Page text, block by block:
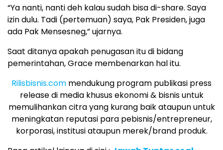
“Ya nanti, nanti deh kalau sudah bisa di-share. Saya
izin dulu. Tadi (pertemuan) saya, Pak Presiden, juga
ada Pak Mensesneg,” ujarnya.
Saat ditanya apakah penugasan itu di bidang
pemerintahan, Grace membenarkan hal itu.
Rilisbisnis.com mendukung program publikasi press
release di media khusus ekonomi & bisnis untuk
memulihankan citra yang kurang baik ataupun untuk
meningkatan reputasi para pebisnis/entrepreneur,
korporasi, institusi ataupun merek/brand produk.